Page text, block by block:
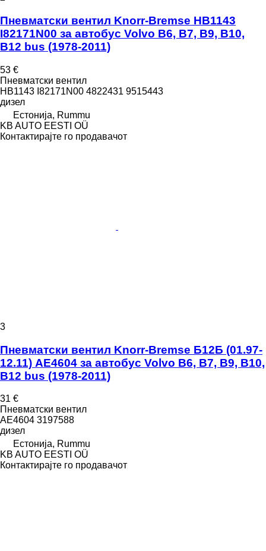
Пневматски вентил Knorr-Bremse HB1143
I82171N00 за автобус Volvo B6, B7, B9, B10,
B12 bus (1978-2011)
53 €
Пневматски вентил
HB1143 I82171N00 4822431 9515443
дизел
Естонија, Rummu
KB AUTO EESTI OÜ
Контактирајте го продавачот
3
Пневматски вентил Knorr-Bremse Б12Б (01.97-
12.11) AE4604 за автобус Volvo B6, B7, B9, B10,
B12 bus (1978-2011)
31 €
Пневматски вентил
AE4604 3197588
дизел
Естонија, Rummu
KB AUTO EESTI OÜ
Контактирајте го продавачот